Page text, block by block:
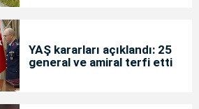
YAŞ kararları açıklandı: 25
general ve amiral terfi etti